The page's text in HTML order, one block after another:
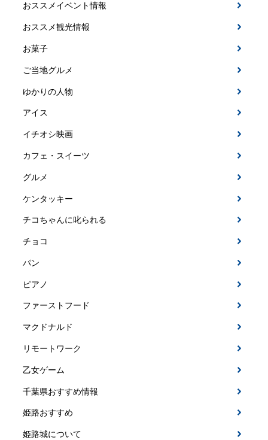
おススメイベント情報
おススメ観光情報
お菓子
ご当地グルメ
ゆかりの人物
アイス
イチオシ映画
カフェ・スイーツ
グルメ
ケンタッキー
チコちゃんに叱られる
チョコ
パン
ピアノ
ファーストフード
マクドナルド
リモートワーク
乙女ゲーム
千葉県おすすめ情報
姫路おすすめ
姫路城について